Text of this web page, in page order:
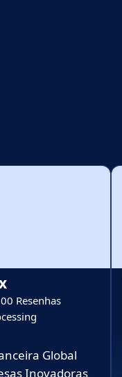
Resenhas
Global
Inovadoras